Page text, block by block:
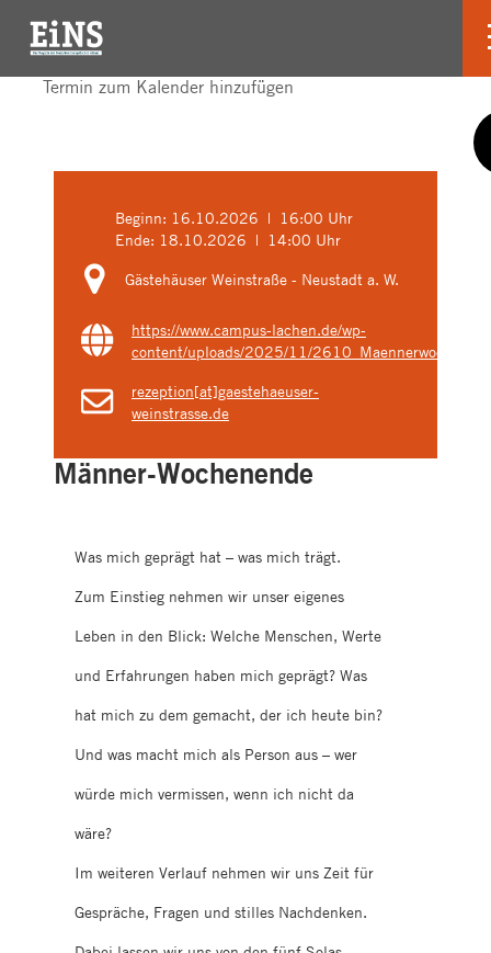
Termin zum Kalender hinzufügen
Beginn: 16.10.2026 | 16:00 Uhr
Ende: 18.10.2026 | 14:00 Uhr
Gästehäuser Weinstraße - Neustadt a. W.
https://www.campus-lachen.de/wp-
content/uploads/2025/11/
rezeption[at]gaestehaeuser-
weinstrasse.de
Männer-Wochenende
Was mich geprägt hat – was mich trägt.
Zum Einstieg nehmen wir unser eigenes
Leben in den Blick: Welche Menschen, Werte
und Erfahrungen haben mich geprägt? Was
hat mich zu dem gemacht, der ich heute bin?
Und was macht mich als Person aus – wer
würde mich vermissen, wenn ich nicht da
wäre?
Im weiteren Verlauf nehmen wir uns Zeit für
Gespräche, Fragen und stilles Nachdenken.